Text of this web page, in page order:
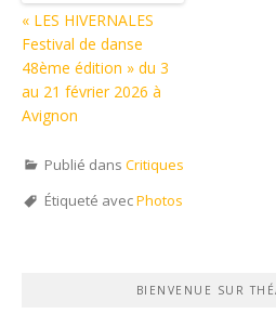
« LES HIVERNALES
Festival de danse
48ème édition » du 3
au 21 février 2026 à
Avignon
Publié dans Critiques
Étiqueté avecPhotos
BIENVENUE SUR